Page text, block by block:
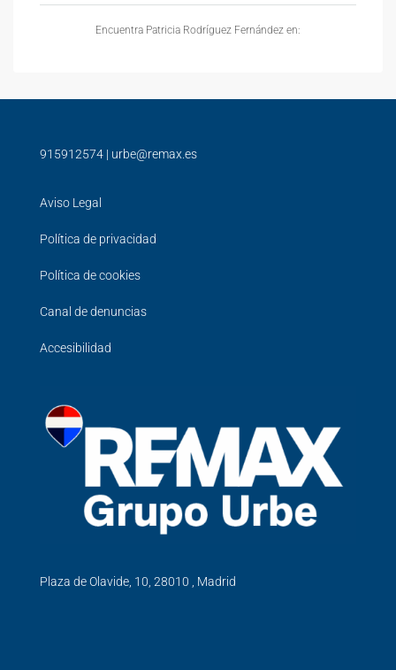
Encuentra Patricia Rodríguez Fernández en:
915912574 | urbe@remax.es
Aviso Legal
Política de privacidad
Política de cookies
Canal de denuncias
Accesibilidad
Plaza de Olavide, 10, 28010 , Madrid